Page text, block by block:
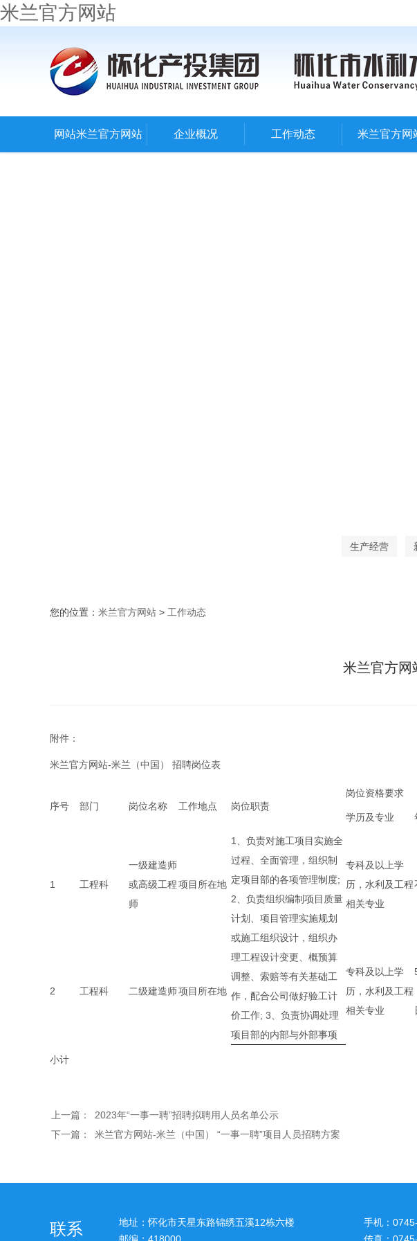
米兰官方网站
网站米兰官方网站 企业概况 工作动态 米兰官方网
生产经营
您的位置： 米兰官方网站 > 工作动态
米兰官方网
附件：
米兰官方网站-米兰（中国） 招聘岗位表
序号 部门 岗位名称 工作地点 岗位职责
岗位资格要求
学历及专业
1 工程科
一级建造师
或高级工程
师
项目所在地
1、负责对施工项目实施全
过程、全面管理，组织制
定项目部的各项管理制度;
2、负责组织编制项目质量
计划、项目管理实施规划
或施工组织设计，组织办
理工程设计变更、概预算
调整、索赔等有关基础工
作，配合公司做好验工计
价工作; 3、负责协调处理
项目部的内部与外部事项
专科及以上学
历，水利及工程
相关专业
2 工程科 二级建造师项目所在地
专科及以上学
历，水利及工程
相关专业
小计
上一篇：
2023年“一事一聘”招聘拟聘用人员名单公示
下一篇：
米兰官方网站-米兰（中国） “一事一聘”项目人员招聘方案
联系
地址：怀化市天星东路锦绣五溪12栋六楼
手机：